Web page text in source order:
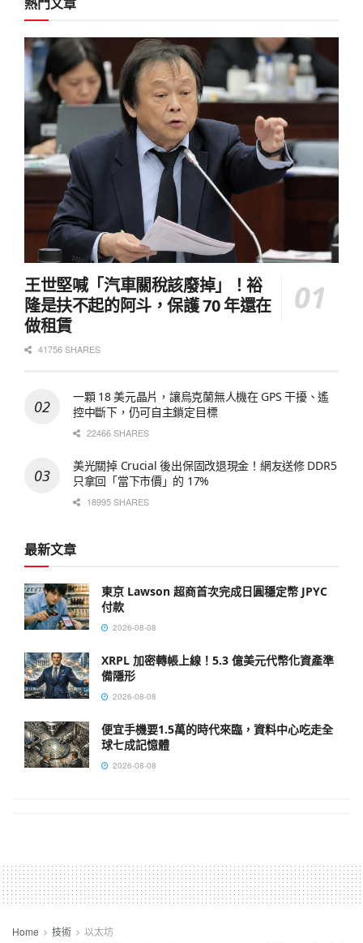
王世堅喊「汽車關稅該廢掉」！裕
隆是扶不起的阿斗，保護 70 年還在
做租賃
41756 SHARES
一顆 18 美元晶片，讓烏克蘭無人機在 GPS 干擾、遙
控中斷下，仍可自主鎖定目標
22466 SHARES
美光關掉 Crucial 後出保固改退現金！網友送修 DDR5
只拿回「當下市價」的 17%
18995 SHARES
最新文章
東京 Lawson 超商首次完成日圓穩定幣 JPYC
付款
2026-08-08
XRPL 加密轉帳上線！5.3 億美元代幣化資產準
備隱形
2026-08-08
便宜手機要1.5萬的時代來臨，資料中心吃走全
球七成記憶體
2026-08-08
Home 技術 以太坊